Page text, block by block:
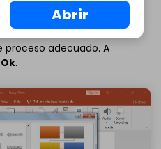
haz clic en el botón
proceso adecuado. A
Ok.
Abrir